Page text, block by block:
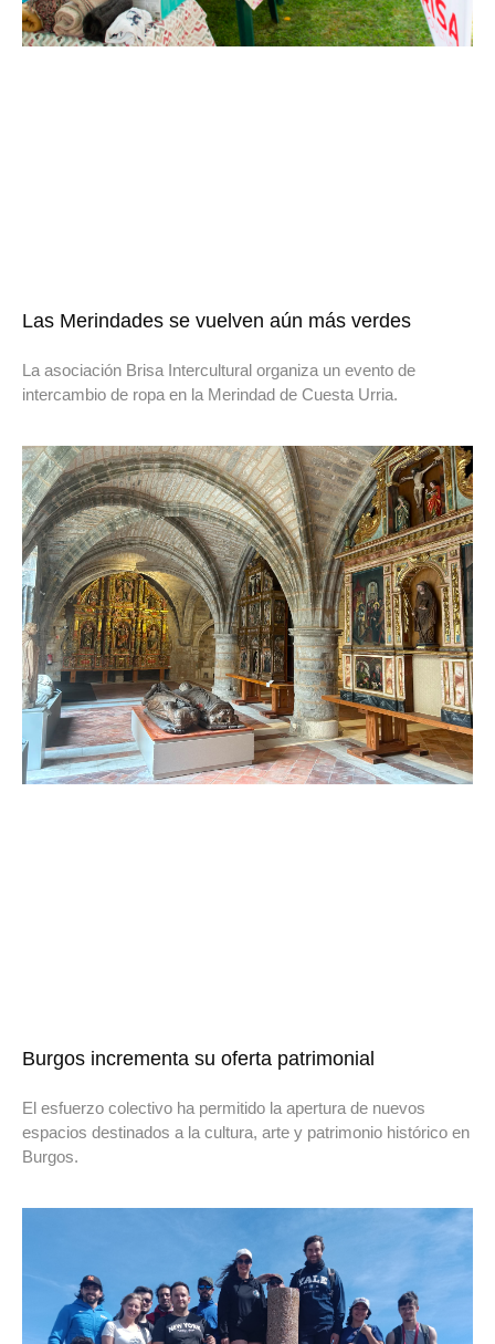
Las Merindades se vuelven aún más verdes
La asociación Brisa Intercultural organiza un evento de
intercambio de ropa en la Merindad de Cuesta Urria.
Burgos incrementa su oferta patrimonial
El esfuerzo colectivo ha permitido la apertura de nuevos
espacios destinados a la cultura, arte y patrimonio histórico en
Burgos.